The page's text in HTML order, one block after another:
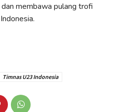
membawa pulang trofi
Timnas U23 Indonesia